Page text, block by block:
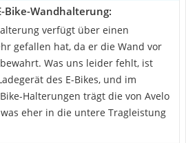
Bike-Wandhalterung:
verfügt über einen
gefallen hat, da er die Wand vor
Was uns leider fehlt, ist
des E-Bikes, und im
Halterungen trägt die von Avelo
eher in die untere Tragleistung